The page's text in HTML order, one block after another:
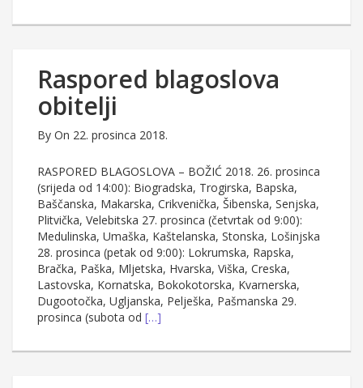
Raspored blagoslova
obitelji
By On 22. prosinca 2018.
RASPORED BLAGOSLOVA – BOŽIĆ 2018. 26. prosinca
(srijeda od 14:00): Biogradska, Trogirska, Bapska,
Baščanska, Makarska, Crikvenička, Šibenska, Senjska,
Plitvička, Velebitska 27. prosinca (četvrtak od 9:00):
Medulinska, Umaška, Kaštelanska, Stonska, Lošinjska
28. prosinca (petak od 9:00): Lokrumska, Rapska,
Bračka, Paška, Mljetska, Hvarska, Viška, Creska,
Lastovska, Kornatska, Bokokotorska, Kvarnerska,
Dugootočka, Ugljanska, Pelješka, Pašmanska 29.
prosinca (subota od […]